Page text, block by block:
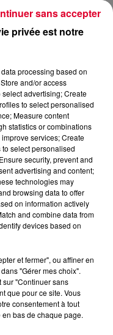
LARSSON ET TYGA
Harari
avait annoncé avoir
privée est notre
processing based on
and/or access
advertising; Create
to select personalised
Measure content
statistics or combinations
services; Create
select personalised
security, prevent and
advertising and content;
technologies may
browsing data to offer
on information actively
and combine data from
devices based on
et fermer", ou affiner en
"Gérer mes choix".
sur "Continuer sans
que pour ce site. Vous
consentement à tout
bas de chaque page.
sans accepter